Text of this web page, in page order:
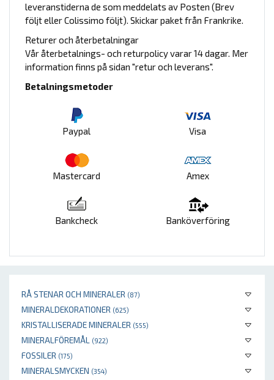
RÅ STENAR OCH MINERALER (87)
MINERALDEKORATIONER (625)
KRISTALLISERADE MINERALER (555)
MINERALFÖREMÅL (922)
FOSSILER (175)
MINERALSMYCKEN (354)
leveranstiderna de som meddelats av Posten (Brev
följt eller Colissimo följt). Skickar paket från Frankrike.
Returer och återbetalningar
Vår återbetalnings- och returpolicy varar 14 dagar. Mer
information finns på sidan "retur och leverans".
Betalningsmetoder
Paypal Visa
Mastercard Amex
Bankcheck Banköverföring